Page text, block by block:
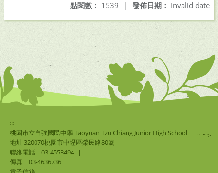
發佈日期： Invalid date
點閱數： 1539 |
:::
桃園市立自強國民中學 Taoyuan Tzu Chiang Junior High School
地址 320070桃園市中壢區榮民路80號
聯絡電話
03-4553494
|
傳真
03-4636736
"="">